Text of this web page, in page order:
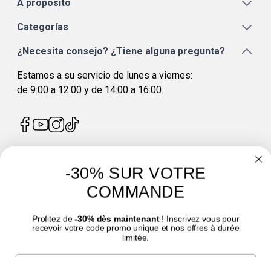
A proposito
Categorías
¿Necesita consejo? ¿Tiene alguna pregunta?
Estamos a su servicio de lunes a viernes:
de 9:00 a 12:00 y de 14:00 a 16:00.
4.7/5
-30% SUR VOTRE
COMMANDE
Profitez de -30% dès maintenant! Inscrivez vous pour
recevoir votre code promo unique et nos offres à durée
limitée.